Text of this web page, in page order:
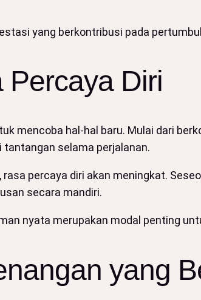
yang berkontribusi pada
Diri
mencoba hal-hal baru. Mulai dari
tantangan selama perjalanan.
percaya diri akan meningkat.
secara mandiri.
nyata merupakan modal penting
yang